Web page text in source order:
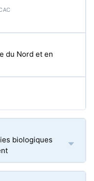
du Nord et en
biologiques